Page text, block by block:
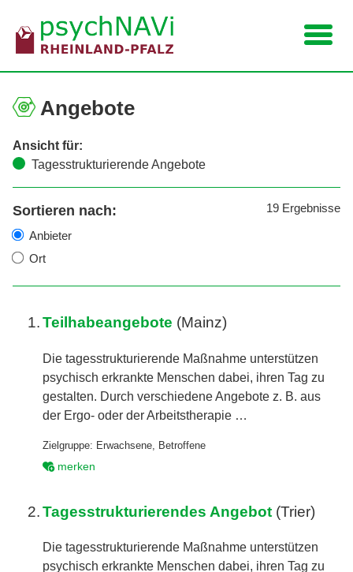
Navigation
Angebote
Ansicht für:
Tagesstrukturierende Angebote
Sortieren nach:
Anbieter
Ort
19 Ergebnisse
1. Teilhabeangebote (Mainz)
Die tagesstrukturierende Maßnahme unterstützen
psychisch erkrankte Menschen dabei, ihren Tag zu
gestalten. Durch verschiedene Angebote z. B. aus
der Ergo- oder der Arbeitstherapie …
Zielgruppe: Erwachsene Betroffene
merken
2. Tagesstrukturierendes Angebot (Trier)
Die tagesstrukturierende Maßnahme unterstützen
psychisch erkrankte Menschen dabei, ihren Tag zu